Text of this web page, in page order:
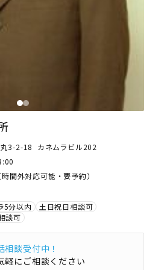
3-2-18 カネムラビル202
間外対応可能・要予約）
5分以内
土日祝日相談可
談可
相談受付中！
軽にご相談ください